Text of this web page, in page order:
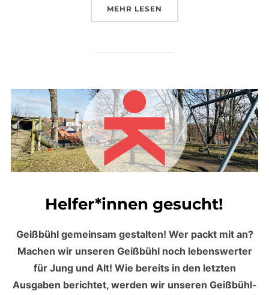
MEHR ÜBER „CLOWN – DENIS FINK“
LESEN
Helfer*innen gesucht!
Geißbühl gemeinsam gestalten! Wer packt mit an?
Machen wir unseren Geißbühl noch lebenswerter
für Jung und Alt! Wie bereits in den letzten
Ausgaben berichtet, werden wir unseren Geißbühl-